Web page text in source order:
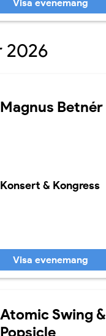
Visa evenemang
2026
Magnus Betnér
& Kongress
Visa evenemang
Atomic Swing &
Popsicle